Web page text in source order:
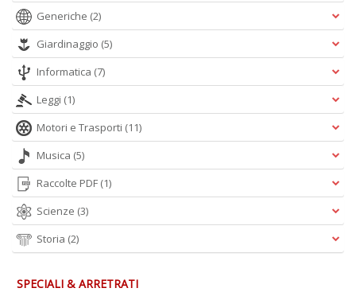
Generiche (2)
Giardinaggio (5)
Informatica (7)
Leggi (1)
Motori e Trasporti (11)
Musica (5)
Raccolte PDF (1)
Scienze (3)
Storia (2)
SPECIALI & ARRETRATI